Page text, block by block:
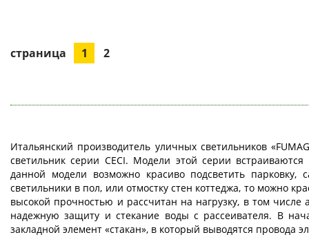
страница 1 2
Итальянский производитель уличных светильников
светильник серии CECI. Модели этой серии
данной модели возможно красиво подсветить парковку,
светильники в пол, или отмостку стен коттеджа, то можно
высокой прочностью и рассчитан на нагрузку, в том
надежную защиту и стекание воды с рассеивателя. В
закладной элемент «стакан», в который выводятся провода